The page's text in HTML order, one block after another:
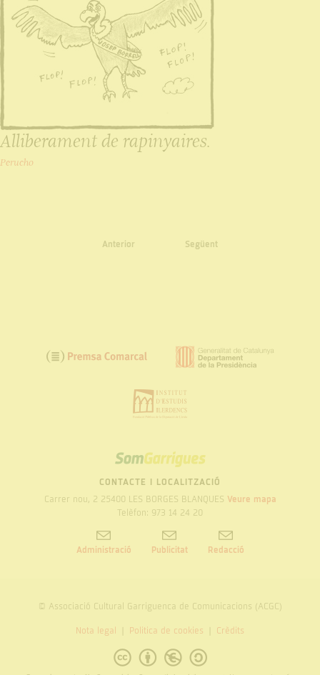
Alliberament de rapinyaires.
Perucho
Anterior Següent
SOM
GARRIGUES
CONTACTE I LOCALITZACIÓ
Carrer nou, 2 25400 LES BORGES BLANQUES Veure mapa
Telèfon: 973 14 24 20
Administració Publicitat Redacció
© Associació Cultural Garriguenca de Comunicacions (ACGC)
Nota legal Politica de cookies Crèdits